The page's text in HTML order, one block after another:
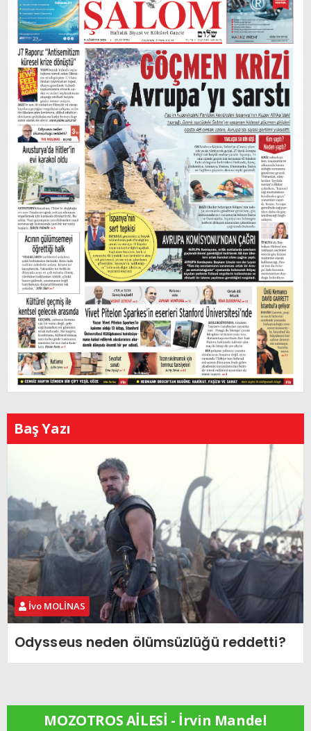
Baş Yazı
İvo MOLİNAS
Odysseus neden ölümsüzlüğü reddetti?
MOZOTROS AİLESİ - İrvin Mandel